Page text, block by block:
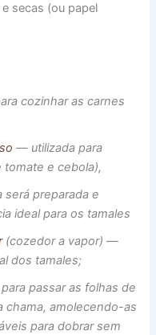
secas (ou papel
cozinhar as carnes
— utilizada para
tomate e cebola),
preparada e
ideal para os tamales
(cozedor a vapor) —
dos tamales;
passar as folhas de
chama, amolecendo-as
para dobrar sem